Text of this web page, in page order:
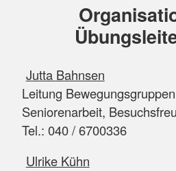
Jutta Bahnsen
Leitung
Seniorenarbeit,
Tel.: 040 / 6700336
Ulrike Kühn